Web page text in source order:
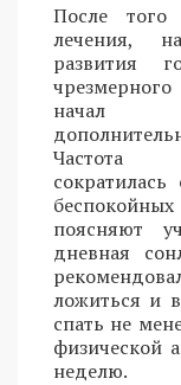
После
лечения,
развития
начал
Частота
поясняют
дневная
ложиться и
спать не
физической
неделю.